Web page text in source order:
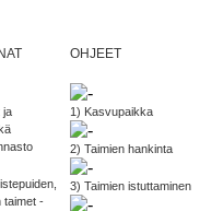
ja
taimet -
OHJEET
1) Kasvupaikka
2) Taimien hankinta
3) Taimien istuttaminen